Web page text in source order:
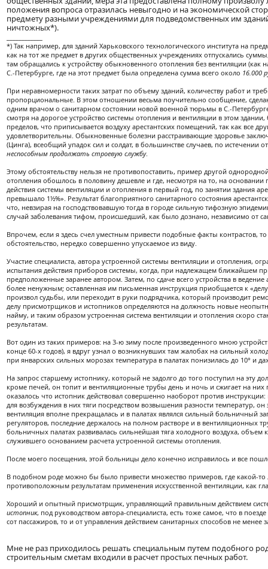
положения вопроса отразилась невыгодно и на экономической
предмету разными учреждениями для подведомственных им
ничтожных*).
*) Так например, для зданий Харьковского технологического института на
как на тот же предмет в других общественных учреждениях отпускались
там обращались к устройству обыкновенного отопления без вентиляции
С.-Петербурге, где на этот предмет была определена сумма всего около 16.000
При неравномерности таких затрат по объему зданий, количеству работ и
пропорциональные. В этом отношении весьма поучительно сообщение,
одним врачом о санитарном состоянии новой военной тюрьмы в С.-
смотря на дорогое устройство системы отопления и вентиляции в этом
пределов, что приписывается воздуху арестантских помещений, так как все
удовлетворительны. Обыкновенные болезни расстраивающие здоровье
(Цинга), всеобщий упадок сил и солдат, в большинстве случаев, по истечении
неспособным продолжать строевую службу.
Этому обстоятельству нельзя не противопоставить, пример другой
отопления обошлось в половину дешевле и где, несмотря на то, на
действия системы вентиляции и отопления в первый год, по занятии здания
превышало 1½%». Результат благоприятного санитарного состояния
что, невзирая на господствовавшую тогда в городе сильную тифозную
случай заболевания тифом, происшедший, как было дознано, независимо от
Впрочем, если я здесь счел уместным привести подобные факты контрастов,
обстоятельство, нередко совершенно упускаемое из виду.
Участие специалиста, автора устроенной системы вентиляции и отопления,
испытания действия приборов системы, когда, при надлежащем ближайшем
предположенные заранее автором. Затем, по сдаче всего устройства в
более ненужным; оставленная им письменная инструкция приобщается к
произвол судьбы, или переходит в руки подрядчика, который производит
делу присмотрщиков и истопников определяются на должность новые
найму, и таким образом устроенная система вентиляции и отопления скоро
результатам.
Вот один из таких примеров: на 3-ю зиму после произведенного мною
конце 60-х годов), я вдруг узнал о возникнувших там жалобах на сильный
при январских сильных морозах температура в палатах понизилась до 10° и
На запрос старшему истопнику, который не задолго до того поступил на эту
кроме печей, он топит и вентиляционные трубы день и ночь и сжигает на
оказалось что истопник действовал совершенно наоборот против
для возбуждения в них тяги посредством возвышения разности температур,
вентиляция вполне прекращалась и в палатах являлся сильный больничный
регуляторов, последние держалось на полном растворе и в вентиляционных
больничных палатах развивалась сильнейшая тяга холодного воздуха,
служившего основанием расчета устроенной системы отопления.
После моего посещения, этой больницы дело конечно исправилось и все
В подобном роде можно бы было привести множество примеров, где какой-
противоположным результатам применения искусственной вентиляции, как
Хороший и опытный присмотрщик, управляющий правильным действием
истопник, под руководством автора-специалиста, есть тоже самое, что в
сот пассажиров, то и от управления действием санитарных способов не
Мне не раз приходилось решать специальным путем подобного
строительным сметам входили в расчет простых печных работ.